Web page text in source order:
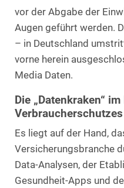
vor der Abgabe der
Augen geführt werden.
– in Deutschland
vorne herein
Media Daten.
Die „Datenkraken“
Verbraucherschutzes
Es liegt auf der Hand,
Versicherungsbranche
Data-Analysen, der
Gesundheit-Apps und